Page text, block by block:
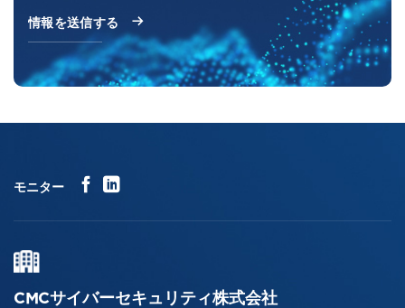
モニター
CMCサイバーセキュリティ株式会社